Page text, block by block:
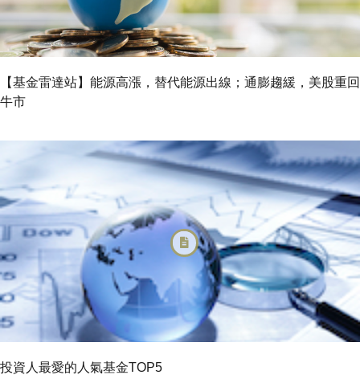
【基金雷達站】能源高漲，替代能源出線；通膨趨緩，美股重回
牛市
投資人最愛的人氣基金TOP5